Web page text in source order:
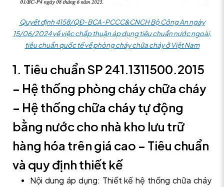
Quyết định 4158/QĐ-BCA-PCCC&CNCH Bộ Công An ngày
15/06/2024 về việc chấp thuận áp dụng tiêu chuẩn nước ngoài,
tiêu chuẩn quốc tế về phòng cháy chữa cháy ở Việt Nam
1. Tiêu chuẩn SP 241.1311500.2015
– Hệ thống phòng cháy chữa cháy
– Hệ thống chữa cháy tự động
bằng nước cho nhà kho lưu trữ
hàng hóa trên giá cao – Tiêu chuẩn
và quy định thiết kế
Nội dung áp dụng: Thiết kế hệ thống chữa cháy